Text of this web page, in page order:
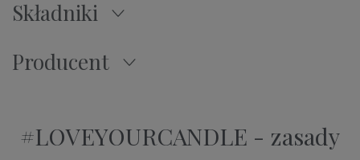
Składniki
Producent
#LOVEYOURCANDLE - zasady